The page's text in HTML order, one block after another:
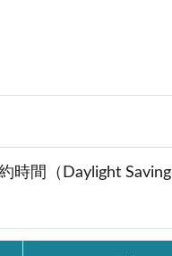
時間（Daylight Saving